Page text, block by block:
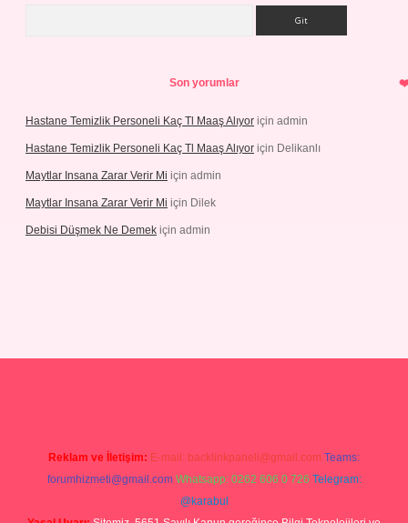
Son yorumlar
Hastane Temizlik Personeli Kaç Tl Maaş Alıyor için admin
Hastane Temizlik Personeli Kaç Tl Maaş Alıyor için Delikanlı
Maytlar Insana Zarar Verir Mi için admin
Maytlar Insana Zarar Verir Mi için Dilek
Debisi Düşmek Ne Demek için admin
Reklam ve İletişim: E-mail: backlinkpaneli@gmail.com Teams:
forumhizmeti@gmail.com Whatsapp: 0262 606 0 726 Telegram:
@karabul